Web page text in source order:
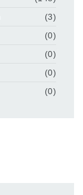
(3)
(0)
(0)
(0)
(0)